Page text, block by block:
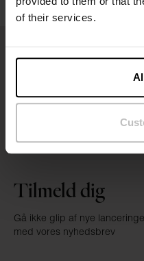
of their services.
Tilmeld dig
Gå ikke glip af nye
med vores nyhedsbrev